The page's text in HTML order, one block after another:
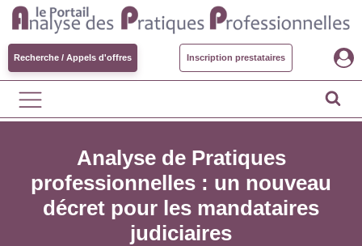
Recherche / Appels d'offres Inscription prestataires
Analyse de Pratiques
professionnelles : un nouveau
décret pour les mandataires
judiciaires